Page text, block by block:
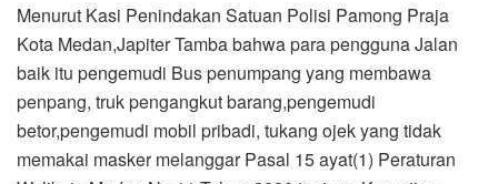
Menurut Kasi Penindakan Satuan Polisi Pamong Praja
Kota Medan,Japiter Tamba bahwa para pengguna Jalan
baik itu pengemudi Bus penumpang yang membawa
penpang, truk pengangkut barang,pengemudi
betor,pengemudi mobil pribadi, tukang ojek yang tidak
memakai masker melanggar Pasal 15 ayat(1) Peraturan